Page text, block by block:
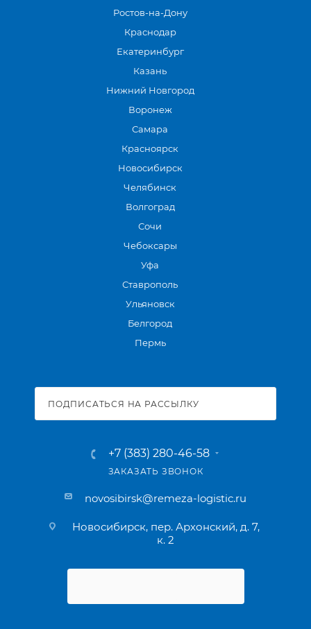
Ростов-на-Дону
Краснодар
Екатеринбург
Казань
Нижний Новгород
Воронеж
Самара
Красноярск
Новосибирск
Челябинск
Волгоград
Сочи
Чебоксары
Уфа
Ставрополь
Ульяновск
Белгород
Пермь
ПОДПИСАТЬСЯ НА РАССЫЛКУ
+7 (383) 280-46-58
ЗАКАЗАТЬ ЗВОНОК
novosibirsk@remeza-logistic.ru
Новосибирск, пер. Архонский, д. 7,
к. 2